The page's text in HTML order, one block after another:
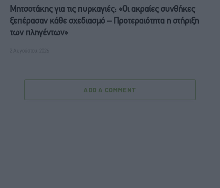
Μητσοτάκης για τις πυρκαγιές: «Οι ακραίες συνθήκες
ξεπέρασαν κάθε σχεδιασμό – Προτεραιότητα η στήριξη
των πληγέντων»
2 Αυγούστου, 2026
ADD A COMMENT